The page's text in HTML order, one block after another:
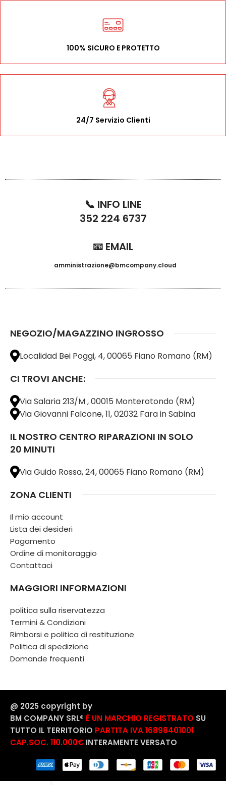
100% SICURO E PROTETTO
24/7 Servizio Clienti
📞 INFO LINE
352 224 6737
📧 EMAIL
amministrazione@bmcompany.cloud
NEGOZIO/MAGAZZINO INGROSSO
Localidad Bei Poggi, 4, 00065 Fiano Romano (RM)
CI TROVI ANCHE:
Via Salaria 213/M , 00015 Monterotondo (RM)
Via Giovanni Falcone, 11, 02032 Fara in Sabina
IL NOSTRO CENTRO RIPARAZIONI IN SOLO
20 MINUTI
Via Guido Rossa, 24, 00065 Fiano Romano (RM)
ZONA CLIENTI
Il mio account
Lista dei desideri
Pagamento
Ordine di monitoraggio
Contattaci
MAGGIORI INFORMAZIONI
politica sulla riservatezza
Termini & Condizioni
Rimborsi e politica di restituzione
Politica di spedizione
Domande frequenti
@ 2025 copyright by
BM COMPANY SRL®️ È UN MARCHIO REGISTRATO SU
TUTTO IL TERRITORIO PARTITA IVA 16898401001
CAP.SOC. 110.000€ INTERAMENTE VERSATO